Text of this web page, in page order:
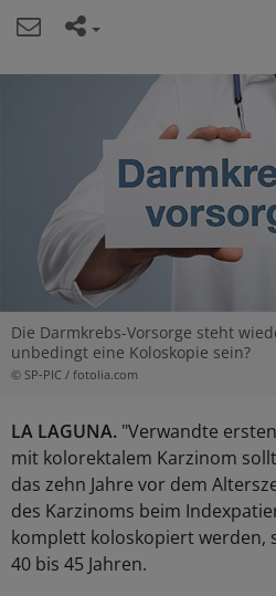
Die Darmkrebs-Vorsorge steht
unbedingt eine Koloskopie sein?
© SP-PIC / fotolia.com
LA LAGUNA. "Verwandte
mit kolorektalem Karzinom
das zehn Jahre vor dem
des Karzinoms beim
komplett koloskopiert werden,
40 bis 45 Jahren.